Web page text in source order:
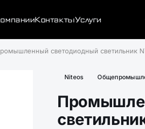
КонтактыУслуги
светодиодный светильник
Niteos